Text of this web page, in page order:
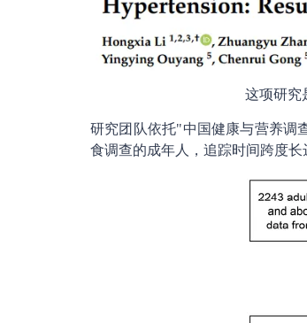
这项研究
研究团队依托"中国健康与营养调
食调查的成年人，追踪时间跨度长